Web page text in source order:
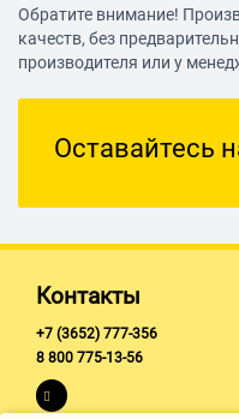
Обратите внимание!
качеств, без
производителя или у
Оставайтесь
Контакты
+7 (3652) 777-356
8 800 775-13-56